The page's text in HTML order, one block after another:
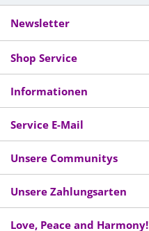
Newsletter
Shop Service
Informationen
Service E-Mail
Unsere Communitys
Unsere Zahlungsarten
Love, Peace and Harmony!